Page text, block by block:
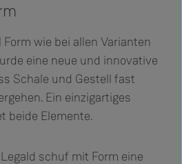
wie bei allen Varianten
eine neue und innovative
Schale und Gestell fast
Ein einzigartiges
beide Elemente.
schuf mit Form eine